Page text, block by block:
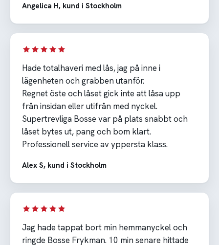
Angelica H, kund i Stockholm
Hade totalhaveri med lås, jag på inne i
lägenheten och grabben utanför.
Regnet öste och låset gick inte att låsa upp
från insidan eller utifrån med nyckel.
Supertrevliga Bosse var på plats snabbt och
låset bytes ut, pang och bom klart.
Professionell service av yppersta klass.
Alex S, kund i Stockholm
Jag hade tappat bort min hemmanyckel och
ringde Bosse Frykman. 10 min senare hittade